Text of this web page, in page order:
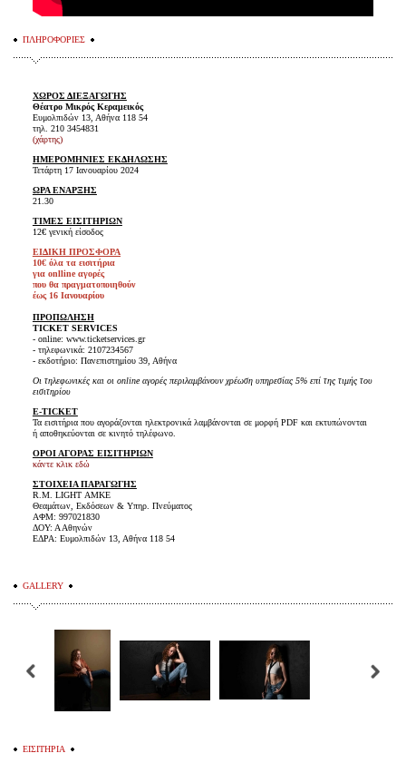
ΠΛΗΡΟΦΟΡΙΕΣ
ΧΩΡΟΣ ΔΙΕΞΑΓΩΓΗΣ
Θέατρο Μικρός Κεραμεικός
Ευμολπιδών 13, Αθήνα 118 54
τηλ. 210 3454831
(χάρτης)
ΗΜΕΡΟΜΗΝΙΕΣ ΕΚΔΗΛΩΣΗΣ
Τετάρτη 17 Ιανουαρίου 2024
ΩΡΑ ΕΝΑΡΞΗΣ
21.30
ΤΙΜΕΣ ΕΙΣΙΤΗΡΙΩΝ
12€ γενική είσοδος
ΕΙΔΙΚΗ ΠΡΟΣΦΟΡΑ
10€ όλα τα εισιτήρια
για onlline αγορές
που θα πραγματοποιηθούν
έως 16 Ιανουαρίου
ΠΡΟΠΩΛΗΣΗ
TICKET SERVICES
- online: www.ticketservices.gr
- τηλεφωνικά: 2107234567
- εκδοτήριο: Πανεπιστημίου 39, Αθήνα
Οι τηλεφωνικές και οι online αγορές περιλαμβάνουν χρέωση υπηρεσίας 5% επί της τιμής του
εισιτηρίου
E-TICKET
Τα εισιτήρια που αγοράζονται ηλεκτρονικά λαμβάνονται σε μορφή PDF και εκτυπώνονται
ή αποθηκεύονται σε κινητό τηλέφωνο.
ΟΡΟΙ ΑΓΟΡΑΣ ΕΙΣΙΤΗΡΙΩΝ
κάντε κλικ εδώ
ΣΤΟΙΧΕΙΑ ΠΑΡΑΓΩΓΗΣ
R.M. LIGHT ΑΜΚΕ
Θεαμάτων, Εκδόσεων & Υπηρ. Πνεύματος
ΑΦΜ: 997021830
ΔΟΥ: Α Αθηνών
ΕΔΡΑ: Ευμολπιδών 13, Αθήνα 118 54
GALLERY
ΕΙΣΙΤΗΡΙΑ